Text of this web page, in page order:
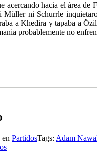
acercando hacia el área
ni Schurrle
a Khedira y tapaba a
probablemente no
en PartidosTags: Adam